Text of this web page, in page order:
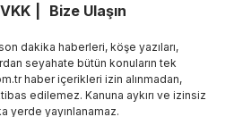
Bize Ulaşın
dakika haberleri, köşe yazıları,
seyahate bütün konuların tek
haber içerikleri izin alınmadan,
edilemez. Kanuna aykırı ve izinsiz
yerde yayınlanamaz.